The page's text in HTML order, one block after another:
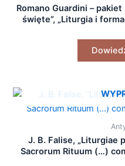
Romano Guardini –
święte”, „Liturgia i
J. B. Falise, „Liturgiae
Sacrorum Rituum (…)